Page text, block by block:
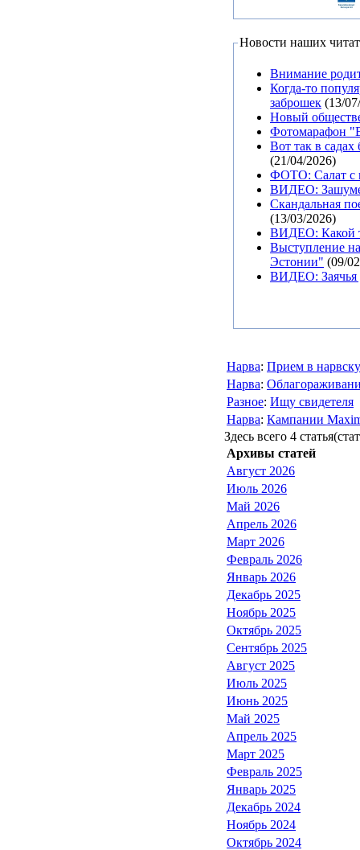
Новости наших
Внимание
Когда-то
заброшек (13/
Новый
Фотомарафон
Вот так в
(21/04/2026)
ФОТО: Салат с
ВИДЕО:
Скандальная
(13/03/2026)
ВИДЕО: Какой
Выступление
Эстонии" (09/
ВИДЕО: Заячья
Нарва: Прием в
Нарва:
Разное: Ищу свидетеля
Нарва: Кампании
Здесь всего 4
Архивы статей
Август 2026
Июль 2026
Май 2026
Апрель 2026
Март 2026
Февраль 2026
Январь 2026
Декабрь 2025
Ноябрь 2025
Октябрь 2025
Сентябрь 2025
Август 2025
Июль 2025
Июнь 2025
Май 2025
Апрель 2025
Март 2025
Февраль 2025
Январь 2025
Декабрь 2024
Ноябрь 2024
Октябрь 2024